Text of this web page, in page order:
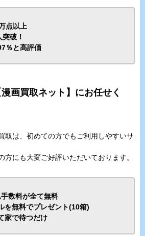
点以上
破！
％と高評価
画買取ネット】にお任せく
取は、初めての方でもご利用しやすいサ
方にも大変ご好評いただいております。
数料が全て無料
を無料でプレゼント(10箱)
家で待つだけ